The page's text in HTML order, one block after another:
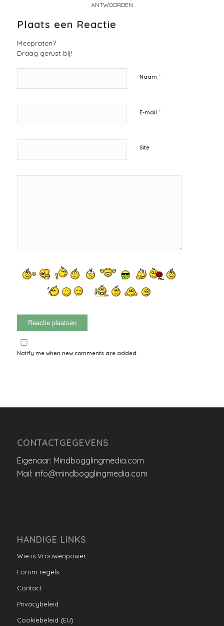
ANTWOORDEN
Plaats een Reactie
Meepraten?
Draag gerust bij!
Naam *
E-mail *
Site
Notify me when new comments are added.
CONTACTGEGEVENS
Eigenaar: Mindbogglingmedia.com
Mail: info@mindbogglingmedia.com
HANDIGE LINKS
Wie is Vrouwenpower
Forum regels
Contact
Privacybeleid
Cookiebeleid (EU)